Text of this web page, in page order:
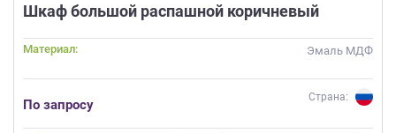
Шкаф большой распашной коричневый
Материал: Эмаль МДФ
По запросу
Страна: